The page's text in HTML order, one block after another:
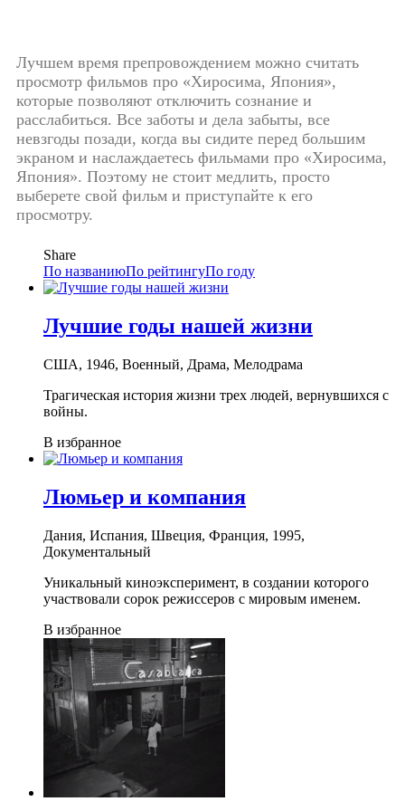
Лучшем время препровождением можно считать
просмотр фильмов про «Хиросима, Япония»,
которые позволяют отключить сознание и
расслабиться. Все заботы и дела забыты, все
невзгоды позади, когда вы сидите перед большим
экраном и наслаждаетесь фильмами про «Хиросима,
Япония». Поэтому не стоит медлить, просто
выберете свой фильм и приступайте к его
просмотру.
Share
По названиюПо рейтингуПо году
Лучшие годы нашей жизни
США, 1946, Военный, Драма, Мелодрама
Трагическая история жизни трех людей, вернувшихся с
войны.
В избранное
Люмьер и компания
Дания, Испания, Швеция, Франция, 1995,
Документальный
Уникальный киноэксперимент, в создании которого
участвовали сорок режиссеров с мировым именем.
В избранное